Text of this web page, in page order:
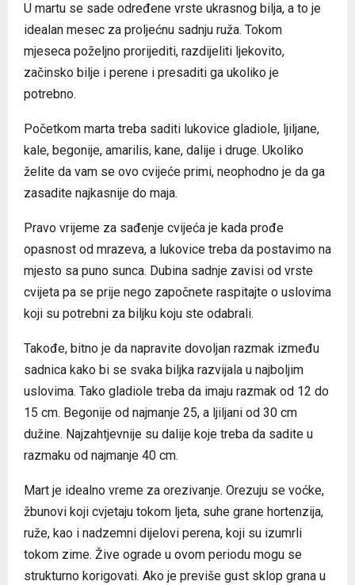
U martu se sade određene vrste ukrasnog bilja, a to je
idealan mesec za proljećnu sadnju ruža. Tokom
mjeseca poželjno prorijediti, razdijeliti ljekovito,
začinsko bilje i perene i presaditi ga ukoliko je
potrebno.
Početkom marta treba saditi lukovice gladiole, ljiljane,
kale, begonije, amarilis, kane, dalije i druge. Ukoliko
želite da vam se ovo cvijeće primi, neophodno je da ga
zasadite najkasnije do maja.
Pravo vrijeme za sađenje cvijeća je kada prođe
opasnost od mrazeva, a lukovice treba da postavimo na
mjesto sa puno sunca. Dubina sadnje zavisi od vrste
cvijeta pa se prije nego započnete raspitajte o uslovima
koji su potrebni za biljku koju ste odabrali.
Takođe, bitno je da napravite dovoljan razmak između
sadnica kako bi se svaka biljka razvijala u najboljim
uslovima. Tako gladiole treba da imaju razmak od 12 do
15 cm. Begonije od najmanje 25, a ljiljani od 30 cm
dužine. Najzahtjevnije su dalije koje treba da sadite u
razmaku od najmanje 40 cm.
Mart je idealno vreme za orezivanje. Orezuju se voćke,
žbunovi koji cvjetaju tokom ljeta, suhe grane hortenzija,
ruže, kao i nadzemni dijelovi perena, koji su izumrli
tokom zime. Žive ograde u ovom periodu mogu se
strukturno korigovati. Ako je previše gust sklop grana u